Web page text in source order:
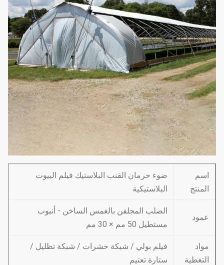
اسم
المنتج
ضوء حرمان القنب البلاستيك فيلم البيوت
البلاستيكية
عمود
الصلب المجلفن بالغمس الساخن - أنبوب
مستطيل 50 مم × 30 مم
مواد
التغطية
فيلم بولي / شبكة حشرات / شبكة تظليل /
ستارة تعتيم